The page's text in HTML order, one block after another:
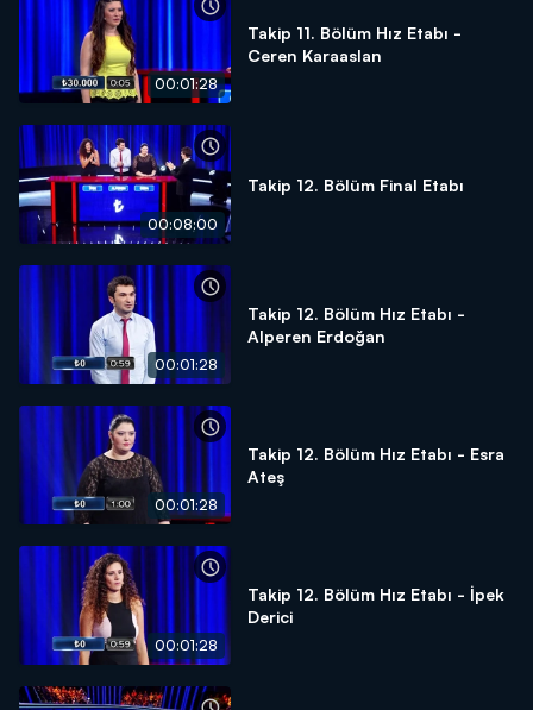
00:01:28
Takip 11. Bölüm Hız Etabı -
Ceren Karaaslan
00:08:00
Takip 12. Bölüm Final Etabı
00:01:28
Takip 12. Bölüm Hız Etabı -
Alperen Erdoğan
00:01:28
Takip 12. Bölüm Hız Etabı - Esra
Ateş
00:01:28
Takip 12. Bölüm Hız Etabı - İpek
Derici